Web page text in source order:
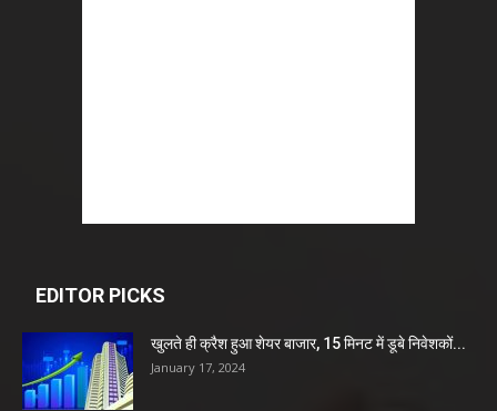
EDITOR PICKS
खुलते ही क्रैश हुआ शेयर बाजार, 15 मिनट में डूबे निवेशकों...
January 17, 2024